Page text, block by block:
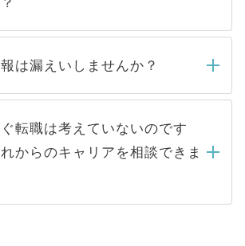
由によって、一般には公開してい
を避けるため 人気のある医療機
てしまうと、応募が殺到する場
機関が求める条件に合った人材の
紹介会社に依頼するケースが増え
を強要することは一切ありませ
、仮に応募先から内定をいただい
る必要はありません。内定先へ
連絡はキャリアパートナーが行い
は漏えいしませんか？
漏えいすることはありませんの
心ください。当サイトからの登録
集したご登録者様の個人情報は、
キャリアアップおよび転職活動の
的に使用いたします。お預かりし
ての個人データはご本人の許可
転職は考えていないのです
からのキャリアを相談できま